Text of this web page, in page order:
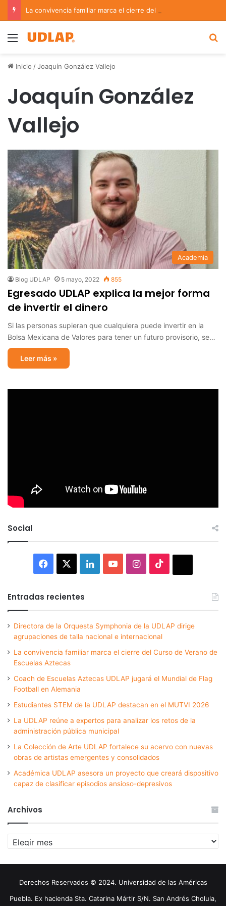
Menu
Inicio /Joaquín González Vallejo
Joaquín González
Vallejo
Academia
Blog UDLAP 5 mayo, 2022 855
Egresado UDLAP explica la mejor forma
de invertir el dinero
Si las personas supieran que cualquiera puede invertir en la
Bolsa Mexicana de Valores para tener un futuro provisorio, se…
Leer más »
Social
Facebook LinkedInYouTubeInstagram
Entradas recientes
Directora de la Orquesta Symphonia de la UDLAP dirige
agrupaciones de talla nacional e internacional
La convivencia familiar marca el cierre del Curso de Verano de
Escuelas Aztecas
Coach de Escuelas Aztecas UDLAP jugará el Mundial de Flag
Football en Alemania
Estudiantes STEM de la UDLAP destacan en el MUTVI 2026
La UDLAP reúne a expertos para analizar los retos de la
administración pública municipal
La Colección de Arte UDLAP fortalece su acervo con nuevas
obras de artistas emergentes y consolidados
Académica UDLAP asesora un proyecto que creará dispositivo
capaz de clasificar episodios ansioso-depresivos
Archivos
Archivos
Derechos Reservados © 2024. Universidad de las Américas
Puebla. Ex hacienda Sta. Catarina Mártir S/N. San Andrés Cholula,